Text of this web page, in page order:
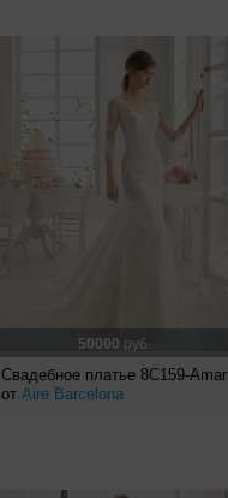
50000 руб.
Свадебное платье 8C159-Amar
от Aire Barcelona